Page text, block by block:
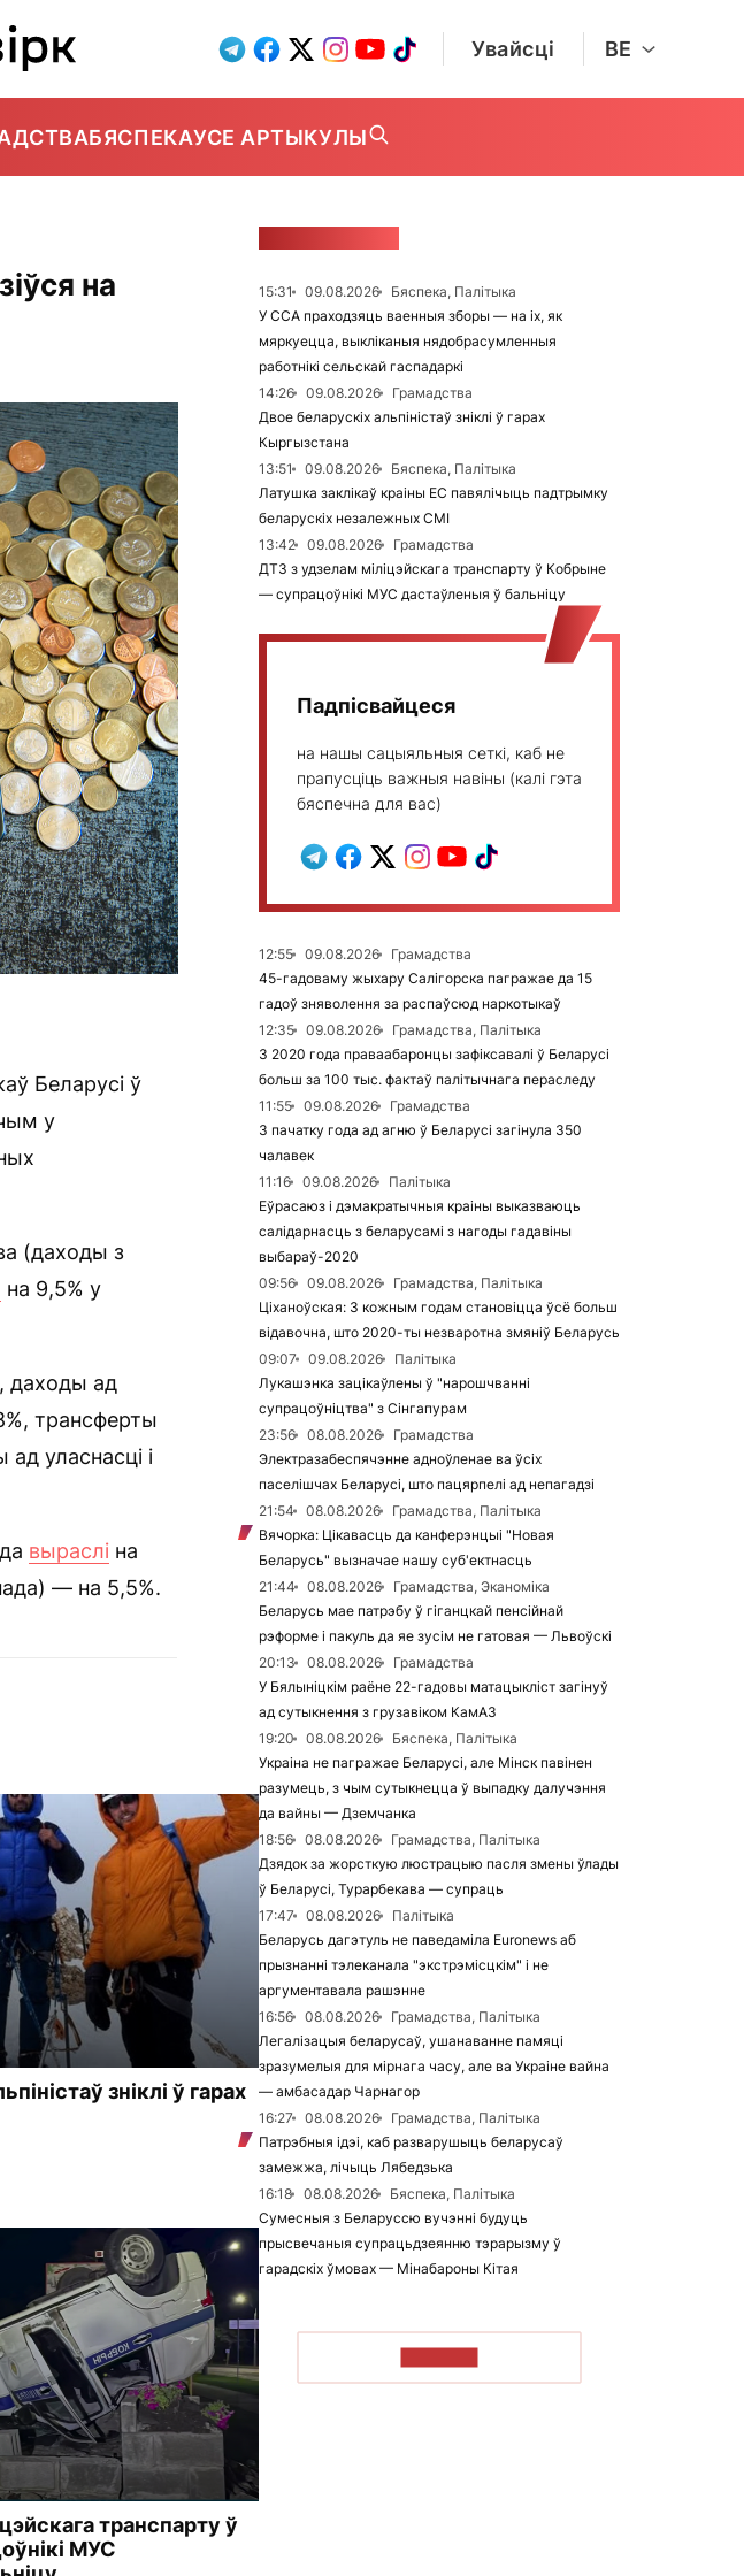
Увайсці BE
БЯСПЕКАУСЕ АРТЫКУЛЫ
на
Беларусі ў
у
(даходы з
на 9,5% у
даходы ад
трансферты
уласнасці і
выраслі на
— на 5,5%.
зніклі ў гарах
транспарту ў
МУС
15:31 09.08.2026
Бяспека, Палітыка
У ССА праходзяць ваенныя зборы — на іх, як
мяркуецца, выкліканыя нядобрасумленныя
работнікі сельскай гаспадаркі
14:26
09.08.2026
Грамадства
Двое беларускіх альпіністаў зніклі ў гарах
Кыргызстана
13:51
09.08.2026
Бяспека, Палітыка
Латушка заклікаў краіны ЕС павялічыць падтрымку
беларускіх незалежных СМІ
13:42
09.08.2026
Грамадства
ДТЗ з удзелам міліцэйскага транспарту ў Кобрыне
— супрацоўнікі МУС дастаўленыя ў бальніцу
Падпісвайцеся
на нашы сацыяльныя сеткі, каб не
прапусціць важныя навіны (калі гэта
бяспечна для вас)
12:55 09.08.2026
Грамадства
45-гадоваму жыхару Салігорска пагражае да 15
гадоў зняволення за распаўсюд наркотыкаў
12:35
09.08.2026
Грамадства, Палітыка
З 2020 года праваабаронцы зафіксавалі ў Беларусі
больш за 100 тыс. фактаў палітычнага пераследу
11:55
09.08.2026
Грамадства
З пачатку года ад агню ў Беларусі загінула 350
чалавек
11:16
09.08.2026
Палітыка
Еўрасаюз і дэмакратычныя краіны выказваюць
салідарнасць з беларусамі з нагоды гадавіны
выбараў-2020
09:56
09.08.2026
Грамадства, Палітыка
Ціханоўская: З кожным годам становіцца ўсё больш
відавочна, што 2020-ты незваротна змяніў Беларусь
09:07
09.08.2026
Палітыка
Лукашэнка зацікаўлены ў "нарошчванні
супрацоўніцтва" з Сінгапурам
23:56
08.08.2026
Грамадства
Электразабеспячэнне адноўленае ва ўсіх
паселішчах Беларусі, што пацярпелі ад непагадзі
21:54
08.08.2026
Грамадства, Палітыка
Вячорка: Цікавасць да канферэнцыі "Новая
Беларусь" вызначае нашу суб'ектнасць
21:44
08.08.2026
Грамадства, Эканоміка
Беларусь мае патрэбу ў гіганцкай пенсійнай
рэформе і пакуль да яе зусім не гатовая — Львоўскі
20:13
08.08.2026
Грамадства
У Бялыніцкім раёне 22-гадовы матацыкліст загінуў
ад сутыкнення з грузавіком КамАЗ
19:20
08.08.2026
Бяспека, Палітыка
Украіна не пагражае Беларусі, але Мінск павінен
разумець, з чым сутыкнецца ў выпадку далучэння
да вайны — Дземчанка
18:56
08.08.2026
Грамадства, Палітыка
Дзядок за жорсткую люстрацыю пасля змены ўлады
ў Беларусі, Турарбекава — супраць
17:47
08.08.2026
Палітыка
Беларусь дагэтуль не паведаміла Euronews аб
прызнанні тэлеканала "экстрэмісцкім" і не
аргументавала рашэнне
16:56
08.08.2026
Грамадства, Палітыка
Легалізацыя беларусаў, ушанаванне памяці
зразумелыя для мірнага часу, але ва Украіне вайна
— амбасадар Чарнагор
16:27
08.08.2026
Грамадства, Палітыка
Патрэбныя ідэі, каб разварушыць беларусаў
замежжа, лічыць Лябедзька
16:18
08.08.2026
Бяспека, Палітыка
Сумесныя з Беларуссю вучэнні будуць
прысвечаныя супрацьдзеянню тэрарызму ў
гарадскіх ўмовах — Мінабароны Кітая